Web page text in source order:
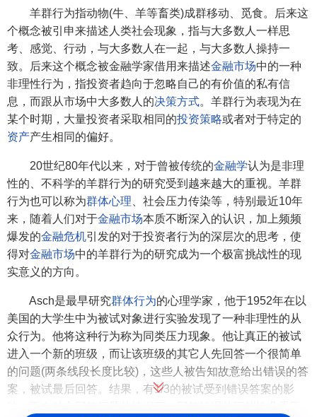
羊群行为指动物(牛、羊等畜类)成群移动、觅食。后来这
个概念被引申来描述人类社会现象，指与大多数人一样思
考、感觉、行动，与大多数人在一起，与大多数人操持一
致。后来这个概念被金融学家借用来描述金融市场中的一种
非理性行为，指投资者趋向于忽略自己的有价值的私有信
息，而跟从市场中大多数人的决策方式。羊群行为表现为在
某个时期，大量投资者采取相同的投资策略或者对于特定的
资产产生相同的偏好。
20世纪80年代以来，对于曾被传统的金融学认为是非理
性的、不科学的羊群行为的研究受到越来越大的重视。羊群
行为也可以称为群体心理 、社会压力传染等，特别最近10年
来，随着人们对于金融市场本质不断深入的认识，加上频频
爆发的金融危机引发的对于投资者行为的深层次的思考，使
得对金融市场中的羊群行为的研究成为一个极富挑战性的现
实意义的方向。
Asch是最早研究群体行为的心理学家，他于1952年在以
美国的大学生中为被试对象进行实验发现了一种非理性的从
众行为。他将这种行为称为同类压力现象。他让真正的被试
进入一个新的班级，而让该班级的其它人先回答一个很简单
的问题(两条线段长度比较)，这些人被告知故意给出错误的答
案，被试最后回答。结果，有1/3的被试受到错误答案的影